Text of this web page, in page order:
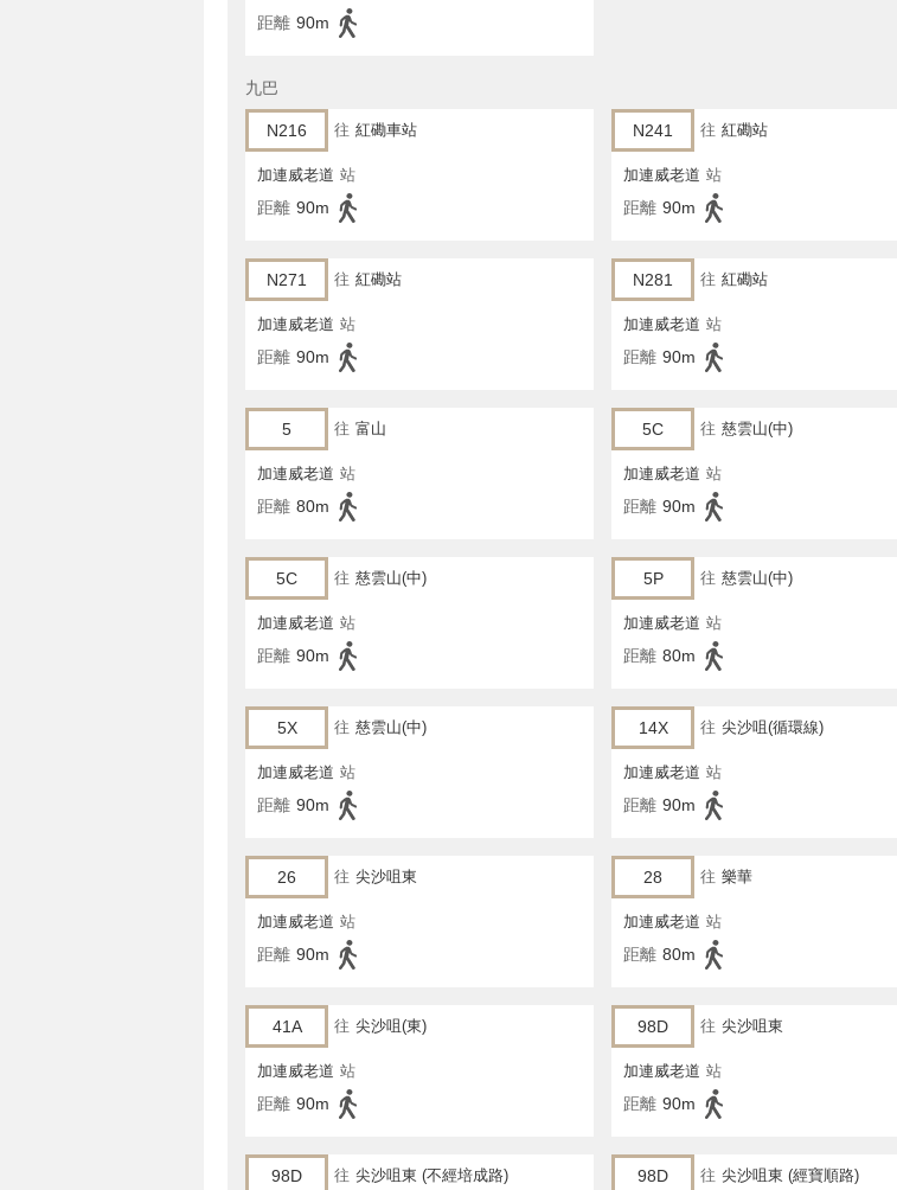
距離 90m
九巴
N216 往 紅磡車站
加連威老道 站
距離 90m
N241 往 紅磡站
加連威老道 站
距離 90m
N271 往 紅磡站
加連威老道 站
距離 90m
N281 往 紅磡站
加連威老道 站
距離 90m
5 往 富山
加連威老道 站
距離 80m
5C 往 慈雲山(中)
加連威老道 站
距離 90m
5C 往 慈雲山(中)
加連威老道 站
距離 90m
5P 往 慈雲山(中)
加連威老道 站
距離 80m
5X 往 慈雲山(中)
加連威老道 站
距離 90m
14X 往 尖沙咀(循環線)
加連威老道 站
距離 90m
26 往 尖沙咀東
加連威老道 站
距離 90m
28 往 樂華
加連威老道 站
距離 80m
41A 往 尖沙咀(東)
加連威老道 站
距離 90m
98D 往 尖沙咀東
加連威老道 站
距離 90m
98D 往 尖沙咀東 (不經培成路) 98D 往 尖沙咀東 (經寶順路)